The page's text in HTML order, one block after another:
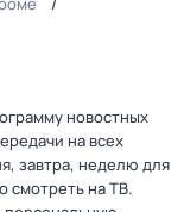
новостных
на всех
завтра, неделю для
смотреть на ТВ.